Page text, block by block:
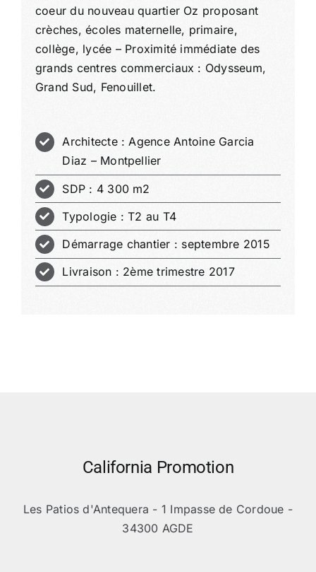
coeur du nouveau quartier Oz proposant
crèches, écoles maternelle, primaire,
collège, lycée – Proximité immédiate des
grands centres commerciaux : Odysseum,
Grand Sud, Fenouillet.
Architecte : Agence Antoine Garcia
Diaz – Montpellier
SDP : 4 300 m2
Typologie : T2 au T4
Démarrage chantier : septembre 2015
Livraison : 2ème trimestre 2017
California Promotion
Les Patios d'Antequera - 1 Impasse de Cordoue -
34300 AGDE